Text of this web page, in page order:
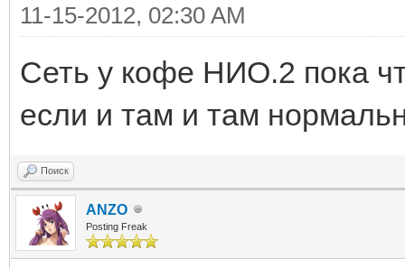
11-15-2012, 02:30 AM
Сеть у кофе НИО.2 пока
если и там и там
Поиск
ANZO
Posting Freak